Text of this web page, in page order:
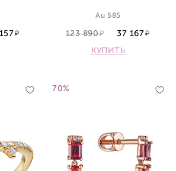
Au 585
123 890
37 167
КУПИТЬ
70%